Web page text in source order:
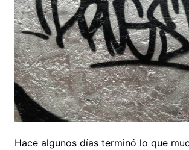
Hace algunos días terminó lo que